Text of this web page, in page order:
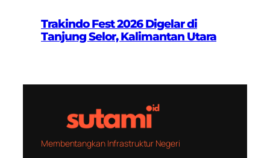
Trakindo Fest 2026 Digelar di
Tanjung Selor, Kalimantan Utara
Membentangkan Infrastruktur Negeri